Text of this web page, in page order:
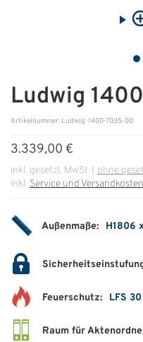
Über uns
Filialen
Messen & Events
Presse
Karriere
Unternehmen
Partner
Ludwig 1400
Artikelnummer: Ludwig-1400-7035-00
3.339,00 €
inkl. gesetzl. MwSt. ( ohne
inkl. Service und Versandkosten
Außenmaße: H1806
Feuerschutz: LFS 30
Raum für